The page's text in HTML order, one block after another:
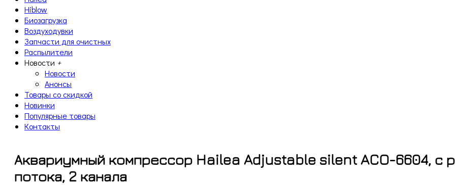
Hiblow
Биозагрузка
Воздуходувки
Запчасти для очистных
Распылители
Новости +
Новости
Анонсы
Товары со скидкой
Новинки
Популярные товары
Контакты
Аквариумный компрессор Hailea Adjustable silent ACO-6604, с
потока, 2 канала